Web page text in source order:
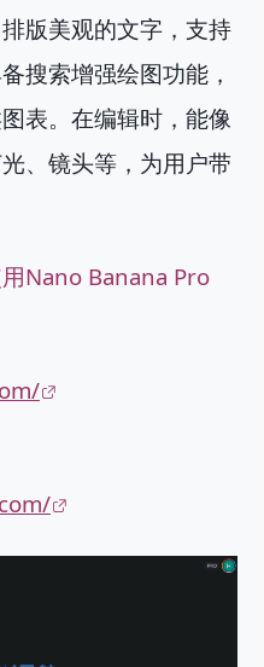
版美观的文字，支持
搜索增强绘图功能，
表。在编辑时，能像
、镜头等，为用户带
Nano Banana Pro